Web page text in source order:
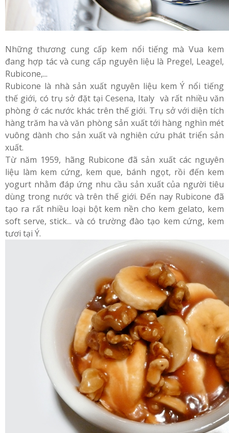
Những thương cung cấp kem nổi tiếng mà Vua kem
đang hợp tác và cung cấp nguyên liệu là Pregel, Leagel,
Rubicone,...
Rubicone là nhà sản xuất nguyên liệu kem Ý nổi tiếng
thế giới, có trụ sở đặt tại Cesena, Italy và rất nhiều văn
phòng ở các nước khác trên thế giới. Trụ sở với diện tích
hàng trăm ha và văn phòng sản xuất tới hàng nghìn mét
vuông dành cho sản xuất và nghiên cứu phát triển sản
xuất.
Từ năm 1959, hãng Rubicone đã sản xuất các nguyên
liệu làm kem cứng, kem que, bánh ngọt, rồi đến kem
yogurt nhằm đáp ứng nhu cầu sản xuất của người tiêu
dùng trong nước và trên thế giới. Đến nay Rubicone đã
tạo ra rất nhiều loại bột kem nền cho kem gelato, kem
soft serve, stick... và có trường đào tạo kem cứng, kem
tươi tại Ý.